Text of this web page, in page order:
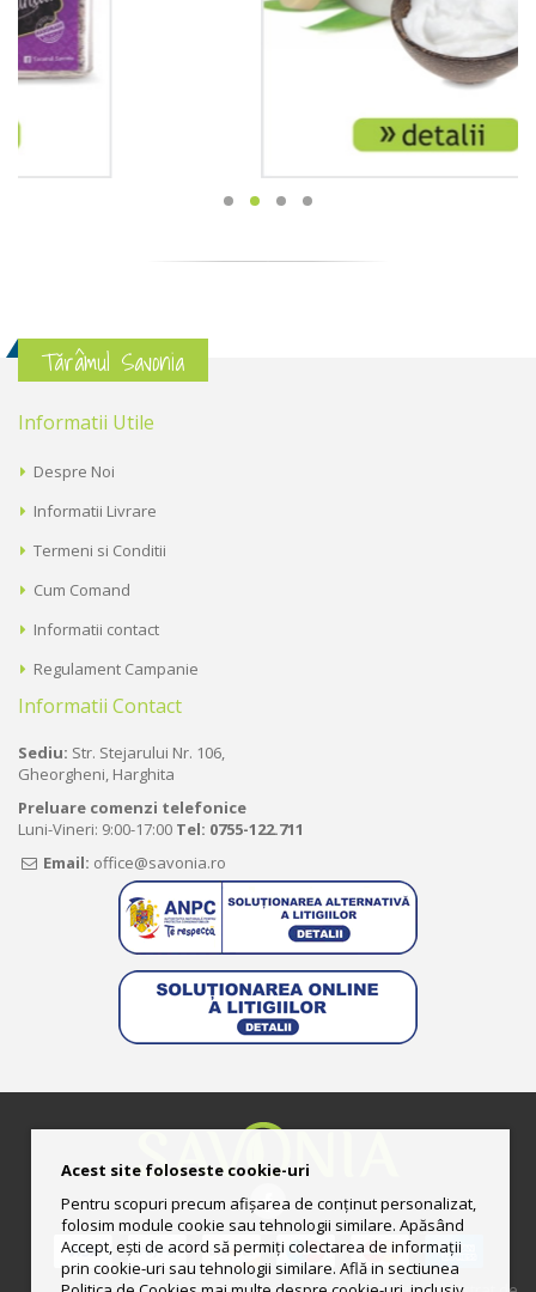
Tărâmul Savonia
Informatii Utile
Despre Noi
Informatii Livrare
Termeni si Conditii
Cum Comand
Informatii contact
Regulament Campanie
Informatii Contact
Sediu: Str. Stejarului Nr. 106,
Gheorgheni, Harghita
Preluare comenzi telefonice
Luni-Vineri: 9:00-17:00 Tel: 0755-122.711
Email: office@savonia.ro
Acest site foloseste cookie-uri
Pentru scopuri precum afișarea de conținut personalizat,
folosim module cookie sau tehnologii similare. Apăsând
Accept, ești de acord să permiți colectarea de informații
prin cookie-uri sau tehnologii similare. Află in sectiunea